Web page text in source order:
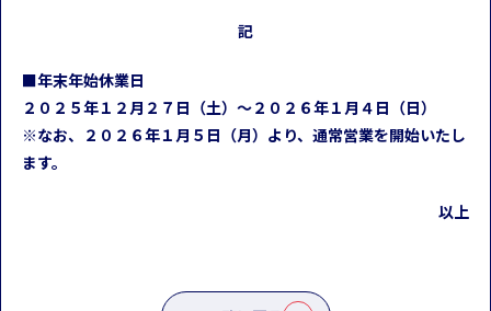
記
■年末年始休業日
２０２５年１２月２７日（土）～２０２６年１月４日（日）
※なお、２０２６年１月５日（月）より、通常営業を開始いたし
ます。
以上